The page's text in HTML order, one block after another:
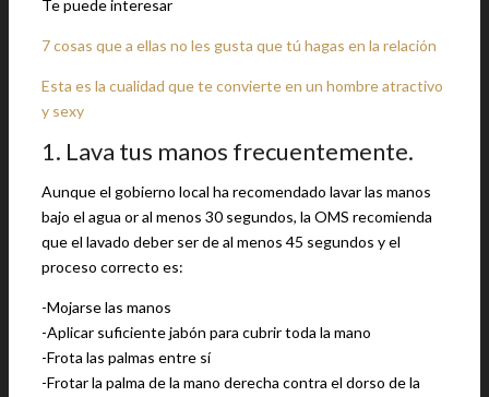
Te puede interesar
7 cosas que a ellas no les gusta que tú hagas en la relación
Esta es la cualidad que te convierte en un hombre atractivo
y sexy
1. Lava tus manos frecuentemente.
Aunque el gobierno local ha recomendado lavar las manos
bajo el agua or al menos 30 segundos, la OMS recomienda
que el lavado deber ser de al menos 45 segundos y el
proceso correcto es:
-Mojarse las manos
-Aplicar suficiente jabón para cubrir toda la mano
-Frota las palmas entre sí
-Frotar la palma de la mano derecha contra el dorso de la